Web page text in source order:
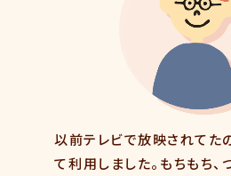
以前テレビで放映されてた
て利用しました。もちもち、